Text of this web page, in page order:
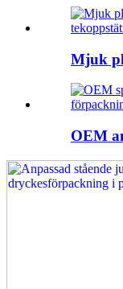
Mjuk
OEM